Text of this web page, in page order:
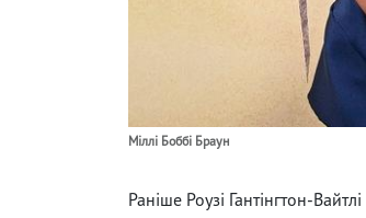
Міллі Боббі Браун
Раніше Роузі Гантінгтон-Вайтлі